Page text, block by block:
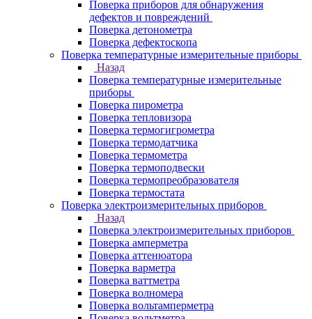
Поверка приборов для обнаружения
дефектов и повреждений
Поверка детонометра
Поверка дефектоскопа
Поверка температурные измерительные приборы
Назад
Поверка температурные измерительные
приборы
Поверка пирометра
Поверка тепловизора
Поверка термогигрометра
Поверка термодатчика
Поверка термометра
Поверка термоподвески
Поверка термопреобразователя
Поверка термостата
Поверка электроизмерительных приборов
Назад
Поверка электроизмерительных приборов
Поверка амперметра
Поверка аттенюатора
Поверка варметра
Поверка ваттметра
Поверка волномера
Поверка вольтамперметра